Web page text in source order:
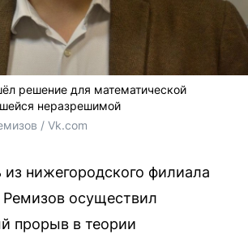
решение для математической
неразрешимой
/ Vk.com
из нижегородского филиала
осуществил
прорыв в теории